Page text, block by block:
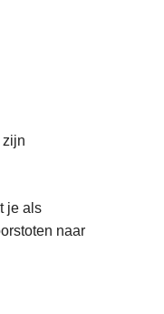
zijn
je als
naar